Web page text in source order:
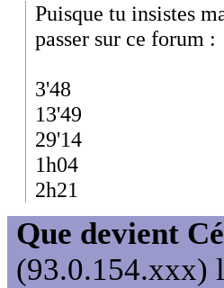
Puisque tu insistes
passer sur ce forum :
3'48
13'49
29'14
1h04
2h21
Que devient
(93.0.154.xxx)